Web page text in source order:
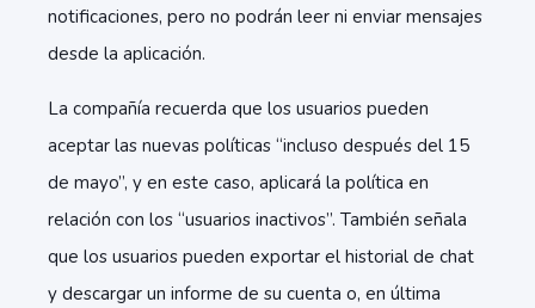
notificaciones, pero no podrán leer ni enviar mensajes
desde la aplicación.
La compañía recuerda que los usuarios pueden
aceptar las nuevas políticas “incluso después del 15
de mayo”, y en este caso, aplicará la política en
relación con los “usuarios inactivos”. También señala
que los usuarios pueden exportar el historial de chat
y descargar un informe de su cuenta o, en última